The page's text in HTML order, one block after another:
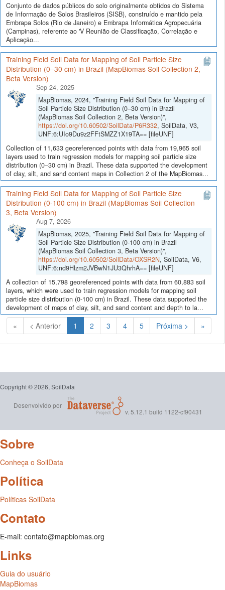
Conjunto de dados públicos do solo originalmente obtidos do Sistema
de Informação de Solos Brasileiros (SISB), construído e mantido pela
Embrapa Solos (Rio de Janeiro) e Embrapa Informática Agropecuária
(Campinas), referente ao 'V Reunião de Classificação, Correlação e
Aplicação...
Training Field Soil Data for Mapping of Soil Particle Size
Distribution (0–30 cm) in Brazil (MapBiomas Soil Collection 2,
Beta Version)
Sep 24, 2025
MapBiomas, 2024, "Training Field Soil Data for Mapping of
Soil Particle Size Distribution (0–30 cm) in Brazil
(MapBiomas Soil Collection 2, Beta Version)",
https://doi.org/10.60502/SoilData/P6R332, SoilData, V3,
UNF:6:UIo9Du9z2FFtSMZZ1X19TA== [fileUNF]
Collection of 11,633 georeferenced points with data from 19,965 soil
layers used to train regression models for mapping soil particle size
distribution (0–30 cm) in Brazil. These data supported the development
of clay, silt, and sand content maps in Collection 2 of the MapBiomas...
Training Field Soil Data for Mapping of Soil Particle Size
Distribution (0-100 cm) in Brazil (MapBiomas Soil Collection
3, Beta Version)
Aug 7, 2026
MapBiomas, 2025, "Training Field Soil Data for Mapping of
Soil Particle Size Distribution (0-100 cm) in Brazil
(MapBiomas Soil Collection 3, Beta Version)",
https://doi.org/10.60502/SoilData/OXSR2N, SoilData, V6,
UNF:6:nd9Hlzm2JVBwN1JU3QhrhA== [fileUNF]
A collection of 15,798 georeferenced points with data from 60,883 soil
layers, which were used to train regression models for mapping soil
particle size distribution (0-100 cm) in Brazil. These data supported the
development of maps of clay, silt, and sand content and depth to la...
« < Anterior 1 (Atual)
2 3 4 5 Próxima > »
Copyright © 2026, SoilData
Desenvolvido por
v. 5.12.1 build 1122-cf90431
Sobre
Conheça o SoilData
Política
Políticas SoilData
Contato
E-mail: contato@mapbiomas.org
Links
Guia do usuário
MapBiomas